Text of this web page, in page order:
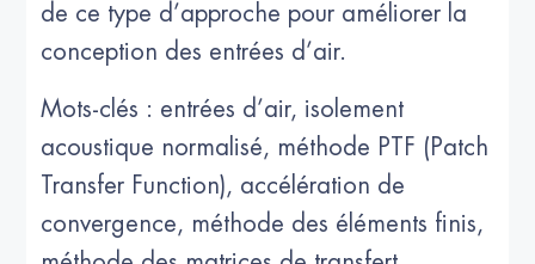
de ce type d’approche pour améliorer la
conception des entrées d’air.
Mots-clés : entrées d’air, isolement
acoustique normalisé, méthode PTF (Patch
Transfer Function), accélération de
convergence, méthode des éléments finis,